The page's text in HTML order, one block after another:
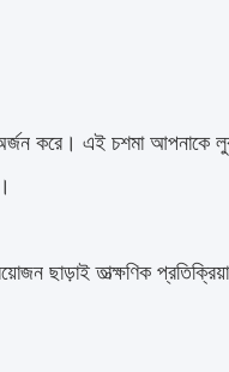
করে। এই চশমা আপনাকে
ছাড়াই তাত্ক্ষণিক